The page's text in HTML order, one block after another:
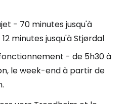
- 70 minutes jusqu'à
minutes jusqu'à Stjørdal
- de 5h30 à
le week-end à partir de